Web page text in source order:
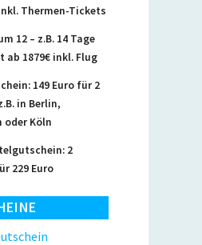
Thermen-Tickets
12 – z.B. 14 Tage
1879€ inkl. Flug
149 Euro für 2
in Berlin,
oder Köln
2
229 Euro